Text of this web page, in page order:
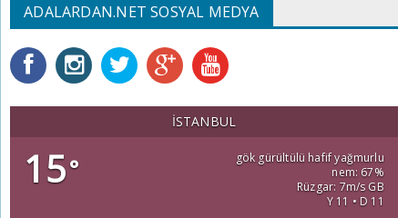
ADALARDAN.NET SOSYAL MEDYA
İSTANBUL
15°
gök gürültülü hafif yağmurlu
nem: 67%
Rüzgar: 7m/s GB
Y 11 • D 11